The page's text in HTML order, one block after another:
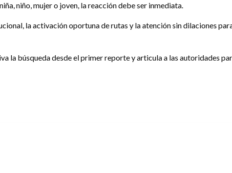
niño, mujer o joven, la reacción debe ser inmediata.
la activación oportuna de rutas y la atención sin dilaciones
la búsqueda desde el primer reporte y articula a las autoridades